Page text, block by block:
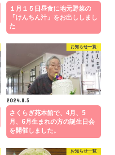
１月１５日昼食に地元野菜の
「けんちん汁」をお出ししまし
た
お知らせ一覧
2024.8.5
さくらぎ苑本館で、4月、5
月、6月生まれの方の誕生日会
を開催しました。
お知らせ一覧